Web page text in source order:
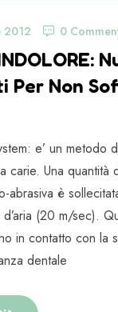
2012 0
Per Non
e’ un metodo
carie. Una quantità
abrasiva è
(20 m/sec).
in contatto con la
dentale